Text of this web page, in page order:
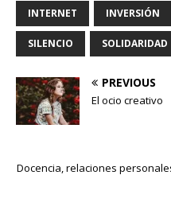
INTERNET INVERSIÓN
SILENCIO SOLIDARIDAD
PREVIOUS
El ocio creativo
Docencia, relaciones